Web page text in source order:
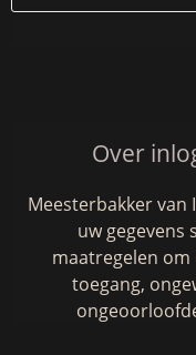
Over
Meesterbakker van
uw gegevens
maatregelen
toegang,